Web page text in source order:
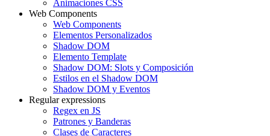
Animaciones CSS
Web Components
Web Components
Elementos Personalizados
Shadow DOM
Elemento Template
Shadow DOM: Slots y Composición
Estilos en el Shadow DOM
Shadow DOM y Eventos
Regular expressions
Regex en JS
Patrones y Banderas
Clases de Caracteres